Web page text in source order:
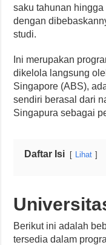
saku tahunan
dengan
studi.
Ini merupakan
dikelola langsung
Singapore (ABS),
sendiri berasal dari
Singapura sebagai
Daftar Isi Lihat
Berikut ini adalah
tersedia dalam